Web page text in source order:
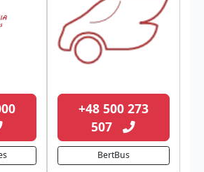
+48 500 273
507
BertBus